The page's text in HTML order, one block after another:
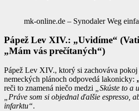
mk-online.de – Synodaler Weg
Pápež Lev XIV.: „Uvidíme“
„Mám vás prečítaných“)
Pápež Lev XIV., ktorý si zachováva
nemeckých plánoch odpovedá lakonicky:
reči to znamená niečo medzi
„Skúste to a
„Práve som si objednal ďalšie espresso,
infarktu“.